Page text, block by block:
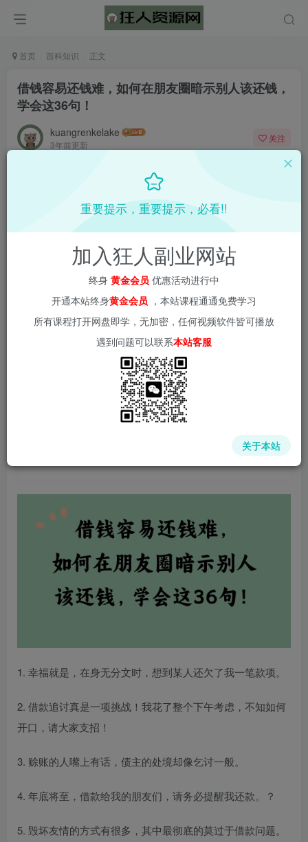
首页 百科知识 正文
借钱容易还钱难，如何在朋友圈暗示别人该还钱，
学会这36句！
kuangrenkelake
3年前更新
关注
链接进入本站首页：
1. 幸福就是，在身无分文时，想到某人还欠了我一笔款项。
2. 借款追讨真是一项挑战！我花了整个下午考虑，不知如何
开口，请大家支招！
3. 赊账的人嘴上有话，债主的处境却像乞讨一般。
4. 年底将至，借款给我的朋友们，请务必提醒我还款。？
5. 毁坏友情的方式有很多，其中最彻底的莫过于借款问题。
重要提示，重要提示，必看!!
加入狂人副业网站
终身 黄金会员 优惠活动进行中
开通本站终身黄金会员 ，本站课程通通免费学习
所有课程打开网盘即学，无加密，任何视频软件皆可播放
遇到问题可以联系本站客服
关于本站